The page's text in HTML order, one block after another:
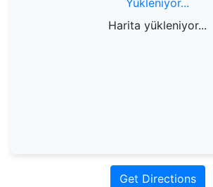
Harita yükleniyor...
Get Directions